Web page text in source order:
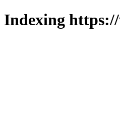
Indexing